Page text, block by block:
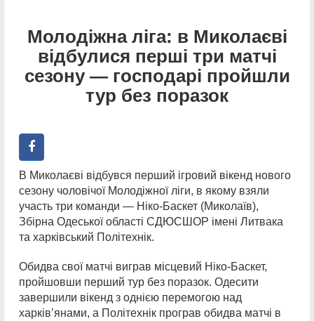
Молодіжна ліга: в Миколаєві
відбулися перші три матчі
сезону — господарі пройшли
тур без поразок
В Миколаєві відбувся перший ігровий вікенд нового
сезону чоловічої Молодіжної ліги, в якому взяли
участь три команди — Ніко-Баскет (Миколаїв),
Збірна Одеської області СДЮСШОР імені Литвака
та харківський Політехнік.
Обидва свої матчі виграв місцевий Ніко-Баскет,
пройшовши перший тур без поразок. Одесити
завершили вікенд з однією перемогою над
харківʼянами, а Політехнік програв обидва матчі в